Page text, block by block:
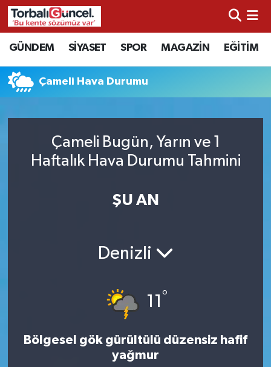
GÜNDEM SİYASET SPOR MAGAZİN EĞİTİM
Çameli Hava Durumu
Çameli Bugün, Yarın ve 1
Haftalık Hava Durumu Tahmini
ŞU AN
Denizli
11 °
Bölgesel gök gürültülü düzensiz hafif
yağmur
İzmir Nöbetçi Eczaneler
İzmir Hava Durumu
İzmir Trafik Yoğunluk Haritası
Süper Lig Puan Durumu ve Fikstür